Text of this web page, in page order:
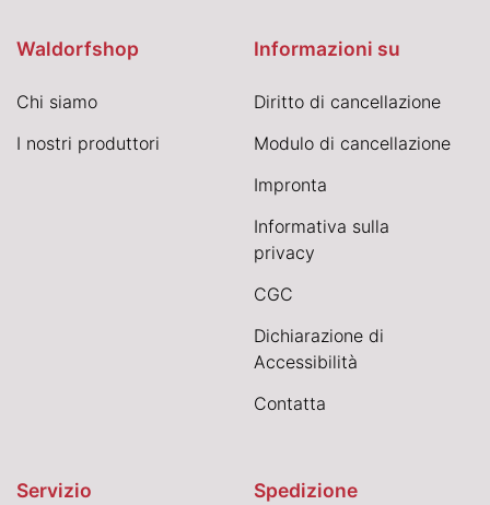
Waldorfshop
Chi siamo
I nostri produttori
Informazioni su
Diritto di cancellazione
Modulo di cancellazione
Impronta
Informativa sulla
privacy
CGC
Dichiarazione di
Accessibilità
Contatta
Servizio Spedizione